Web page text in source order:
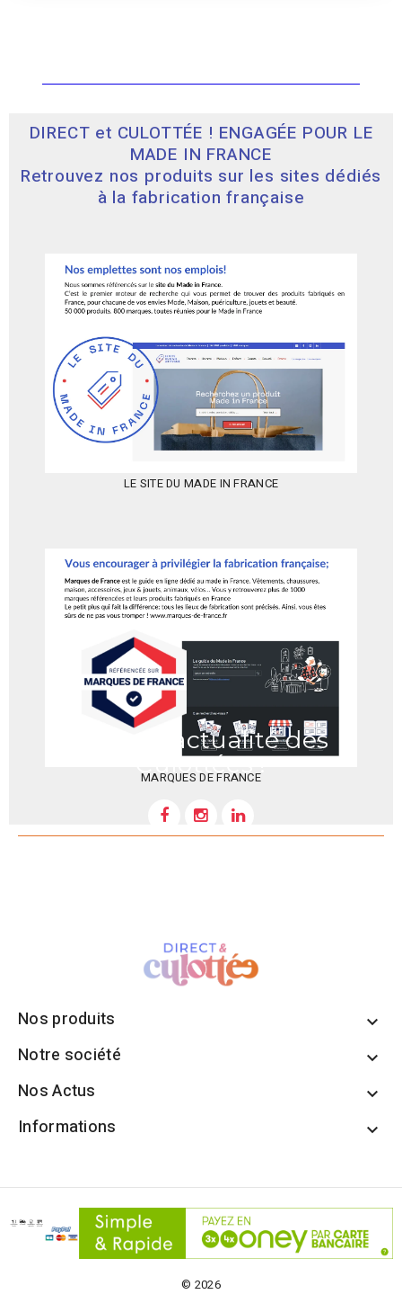
DIRECT et CULOTTÉE ! ENGAGÉE POUR LE
MADE IN FRANCE
Retrouvez nos produits sur les sites dédiés
à la fabrication française
LE SITE DU MADE IN FRANCE
MARQUES DE FRANCE
Suivez l'actualité des
Culottées !
Nos produits 
Notre société 
Nos Actus 
Informations 
© 2026